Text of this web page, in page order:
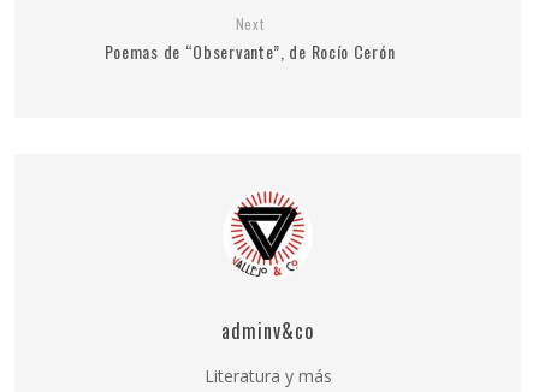
Next
Poemas de “Observante”, de Rocío Cerón
adminv&co
Literatura y más